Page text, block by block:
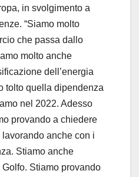
in svolgimento a
“Siamo molto
che passa dallo
molto anche
dell’energia
tolto quella dipendenza
nel 2022. Adesso
provando a chiedere
anche con i
Stiamo anche
Stiamo provando